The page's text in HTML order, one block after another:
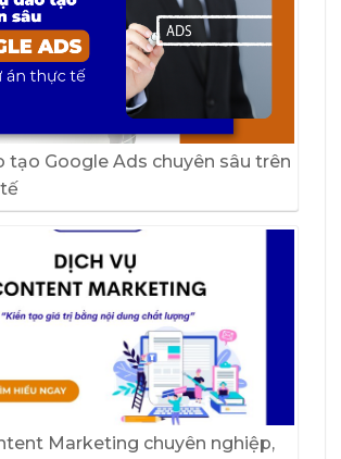
tạo Google Ads chuyên sâu trên
Marketing chuyên nghiệp,